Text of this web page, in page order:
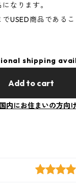
なります。
USED商品である
shipping
Add to cart
内にお住まいの方向